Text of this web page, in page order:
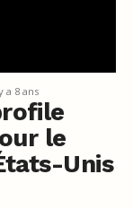
a 8 ans
le
Unis